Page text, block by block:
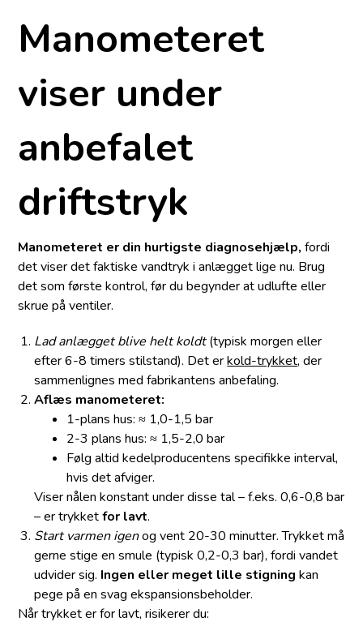
Manometeret
viser under
anbefalet
driftstryk
Manometeret er din hurtigste diagnose­hjælp, fordi
det viser det faktiske vandtryk i anlægget lige nu. Brug
det som første kontrol, før du begynder at udlufte eller
skrue på ventiler.
Lad anlægget blive helt koldt(typisk morgen eller
efter 6-8 timers stilstand). Det erkold-trykket, der
sammenlignes med fabrikantens anbefaling.
Aflæs manometeret:
1-plans hus:≈ 1,0-1,5 bar
2-3 plans hus:≈ 1,5-2,0 bar
Følg altid kedel­producentens specifikke interval,
hvis det afviger.
Viser nålen konstant under disse tal – f.eks. 0,6-0,8 bar
– er trykketfor lavt.
Start varmen igenog vent 20-30 minutter. Trykket må
gerne stige en smule (typisk 0,2-0,3 bar), fordi vandet
udvider sig. Ingen eller meget lille stigning kan
pege på en svag ekspansions­beholder.
Når trykket er for lavt, risikerer du: